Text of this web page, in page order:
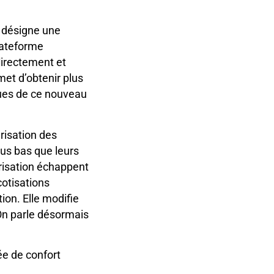
une
et
d’obtenir plus
de ce nouveau
des
bas que leurs
échappent
Elle modifie
parle désormais
de confort